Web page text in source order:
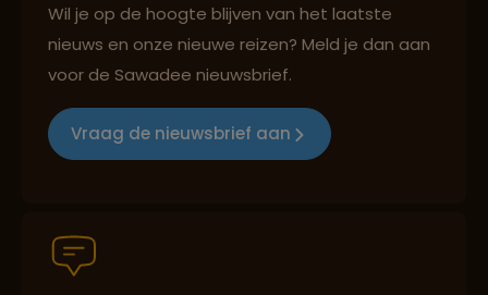
Groepsreizen mét indivuele vrijheid
Wil je op de hoogte blijven van het laatste
nieuws en onze nieuwe reizen? Meld je dan aan
voor de Sawadee nieuwsbrief.
Vraag de nieuwsbrief aan